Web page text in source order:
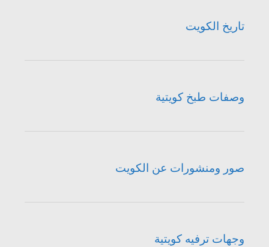
تاريخ الكويت
وصفات طبخ كويتية
صور ومنشورات عن الكويت
وجهات ترفيه كويتية